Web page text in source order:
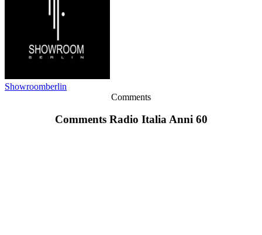
Showroomberlin
Comments
Comments Radio Italia Anni 60